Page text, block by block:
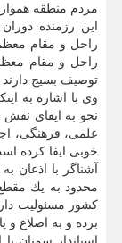
مردم منطقه
این رزمنده
راحل و مقام
راحل و مقام معظم
توصیف بسیج دارند
وی با اشاره به
نحو به ایفای نقش
علمی، فرهنگی،
خوبی ایفا كرده
آشناگر با اذعان
محدود به یك
كشور مسئولیت
برده و به اضلاع و